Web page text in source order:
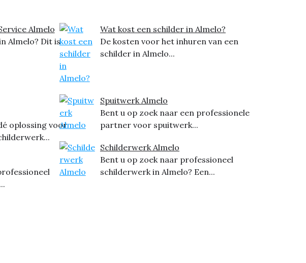
Almelo
Almelo? Dit is
oplossing voor
Wat kost een schilder in Almelo?
De kosten voor het inhuren van een
schilder in Almelo...
Spuitwerk Almelo
Bent u op zoek naar een professionele
partner voor spuitwerk...
Schilderwerk Almelo
Bent u op zoek naar professioneel
schilderwerk in Almelo? Een...